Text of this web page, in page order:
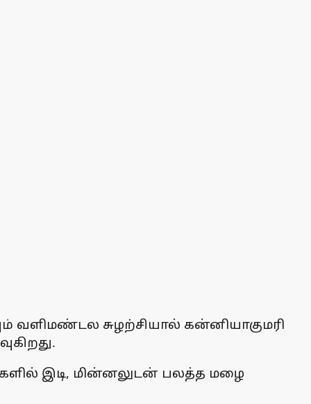
வளிமண்டல சுழற்சியால் கன்னியாகுமரி
இடி, மின்னலுடன் பலத்த மழை